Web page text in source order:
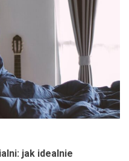
jak idealnie